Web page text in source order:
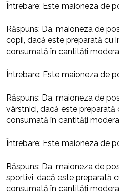
Întrebare: Este maioneza de
Răspuns: Da, maioneza de
copii, dacă este preparată cu
consumată în cantități
Întrebare: Este maioneza de
Răspuns: Da, maioneza de
vârstnici, dacă este preparată
consumată în cantități
Întrebare: Este maioneza de
Răspuns: Da, maioneza de
sportivi, dacă este preparată
consumată în cantități